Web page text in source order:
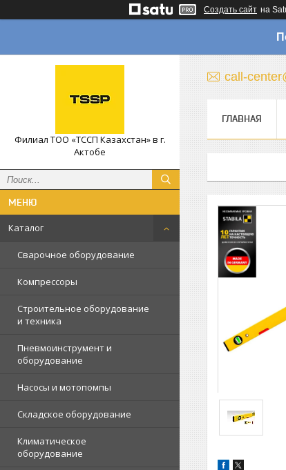
Создать сайт на
Филиал ТОО «ТССП Казахстан» в г.
Актобе
Каталог
Сварочное оборудование
Компрессоры
Строительное оборудование
и техника
Пневмоинструмент и
оборудование
Насосы и мотопомпы
Складское оборудование
Климатическое
оборудование
call-
ГЛАВНАЯ